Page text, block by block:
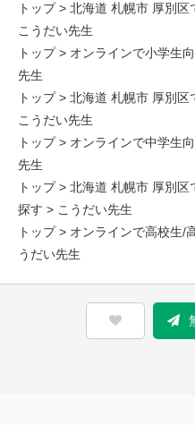
トップ> 北海道 札幌市 厚別区
こうだい先生
トップ> オンラインで小学生
先生
トップ> 北海道 札幌市 厚別区
こうだい先生
トップ> オンラインで中学生
先生
トップ> 北海道 札幌市 厚別区
探す > こうだい先生
トップ> オンラインで高校生/
うだい先生